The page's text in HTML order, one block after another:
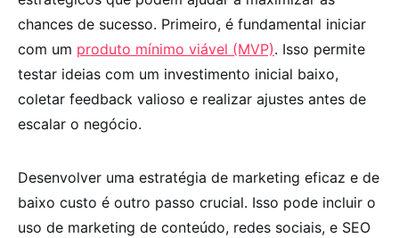
chances de sucesso. Primeiro, é fundamental iniciar
com um produto mínimo viável (MVP). Isso permite
testar ideias com um investimento inicial baixo,
coletar feedback valioso e realizar ajustes antes de
escalar o negócio.
Desenvolver uma estratégia de marketing eficaz e de
baixo custo é outro passo crucial. Isso pode incluir o
uso de marketing de conteúdo, redes sociais, e SEO